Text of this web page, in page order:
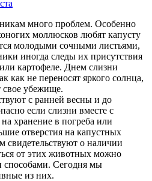
много проблем. Особенно
моллюсков любят капусту
молодыми сочными листьями,
иногда следы их присутствия
картофеле. Днем слизни
как не переносят яркого солнца,
свое убежище.
с ранней весны и до
если слизни вместе с
хранение в погреба или
отверстия на капустных
свидетельствуют о наличии
от этих животных можно
Сегодня мы
из них.